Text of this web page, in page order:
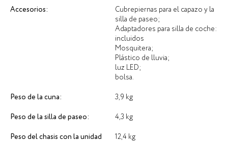
Accesorios:
Cubrepiernas para el capazo y la
silla de paseo;
Adaptadores para silla de coche:
incluidos
Mosquitera;
Plástico de lluvia;
luz LED;
bolsa.
Peso de la cuna: 3,9 kg
Peso de la silla de paseo: 4,3 kg
Peso del chasis con la unidad
12,4 kg